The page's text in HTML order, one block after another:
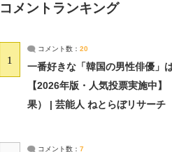
コメントランキング
1
コメント数： 20
一番好きな「韓国の男性俳優」
【2026年版・人気投票実施中】
果） | 芸能人 ねとらぼリサーチ
コメント数： 7